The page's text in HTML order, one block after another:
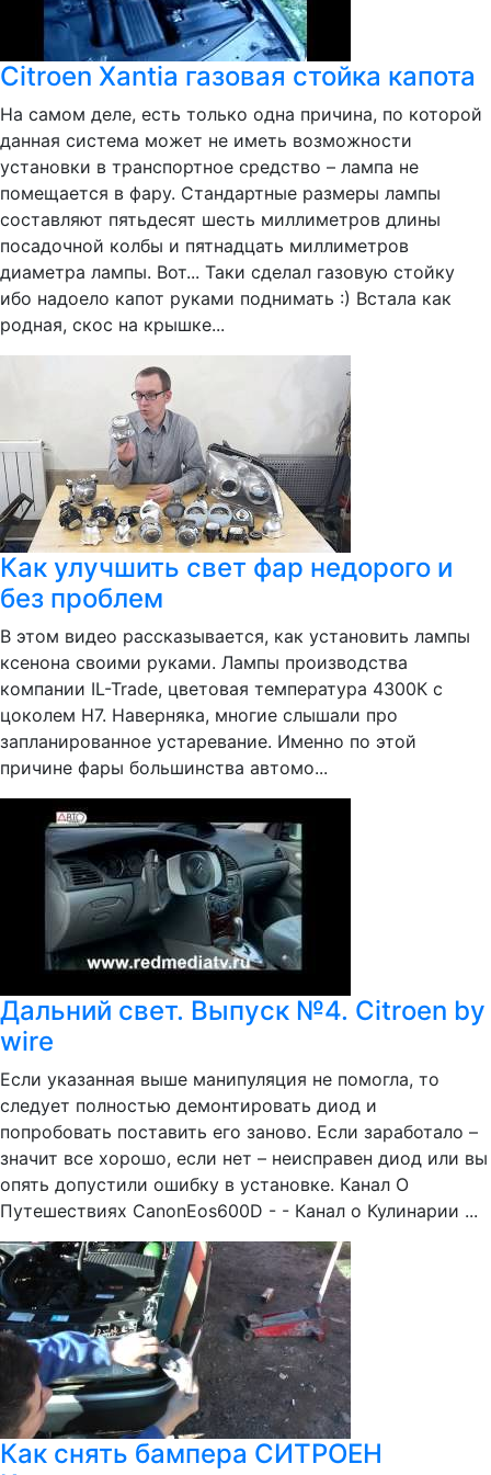
Citroen Xantia газовая стойка капота
На самом деле, есть только одна причина, по которой
данная система может не иметь возможности
установки в транспортное средство – лампа не
помещается в фару. Стандартные размеры лампы
составляют пятьдесят шесть миллиметров длины
посадочной колбы и пятнадцать миллиметров
диаметра лампы. Вот... Таки сделал газовую стойку
ибо надоело капот руками поднимать :) Встала как
родная, скос на крышке...
Как улучшить свет фар недорого и
без проблем
В этом видео рассказывается, как установить лампы
ксенона своими руками. Лампы производства
компании IL-Trade, цветовая температура 4300К с
цоколем Н7. Наверняка, многие слышали про
запланированное устаревание. Именно по этой
причине фары большинства автомо...
Дальний свет. Выпуск №4. Citroen by
wire
Если указанная выше манипуляция не помогла, то
следует полностью демонтировать диод и
попробовать поставить его заново. Если заработало –
значит все хорошо, если нет – неисправен диод или вы
опять допустили ошибку в установке. Канал О
Путешествиях CanonEos600D - - Канал о Кулинарии ...
Как снять бампера СИТРОЕН